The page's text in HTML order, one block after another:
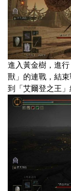
進入黃金樹，進
獸」的連戰，結
到「艾爾登之王」